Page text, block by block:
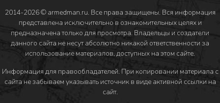
2014-2026 © armedman.ru. Все права защищены. Вся информация
представлена исключительно в ознакомительных целях и
предназначена только для просмотра. Владельцы и создатели
данного сайта не несут абсолютно никакой ответственности за
использование материалов, доступных на этом сайте.
Информация для правообладателей. При копировании материала с
сайта не забываем указывать источник в виде активной ссылки на
сайт.